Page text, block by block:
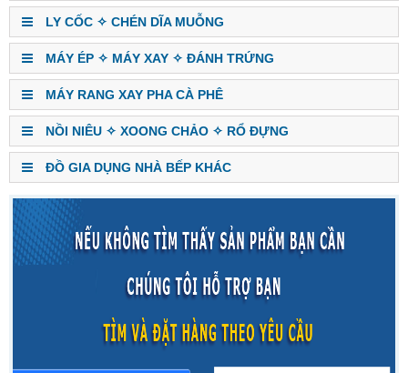
LY CỐC ✧ CHÉN DĨA MUỖNG
MÁY ÉP ✧ MÁY XAY ✧ ĐÁNH TRỨNG
MÁY RANG XAY PHA CÀ PHÊ
NỒI NIÊU ✧ XOONG CHẢO ✧ RỔ ĐỰNG
ĐỒ GIA DỤNG NHÀ BẾP KHÁC